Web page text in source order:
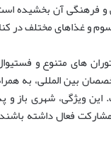
فرهنگی آن بخشیده
و غذاهای مختلف در
های متنوع و
بین المللی، به
ویژگی، شهری باز و
فعال داشته